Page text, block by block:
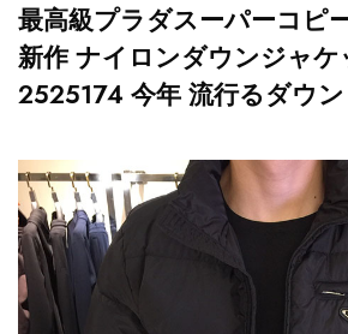
最高級プラダスーパーコピ
新作 ナイロンダウンジャ
2525174 今年 流行るダウ